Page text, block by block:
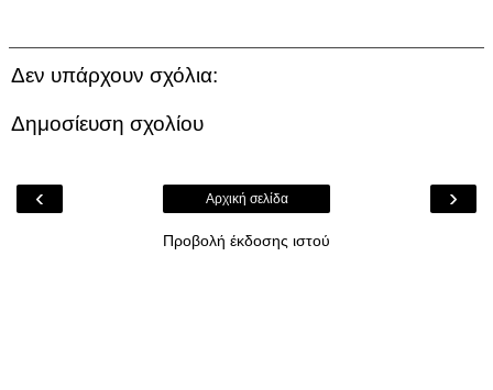
Δεν υπάρχουν σχόλια:
Δημοσίευση σχολίου
‹ ›
Αρχική σελίδα
Προβολή έκδοσης ιστού